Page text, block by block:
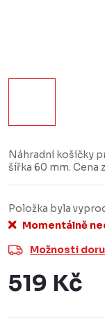
Náhradní košíčky
šířka 60 mm. Cena
Položka byla
Momentálně
Možnosti
519 Kč